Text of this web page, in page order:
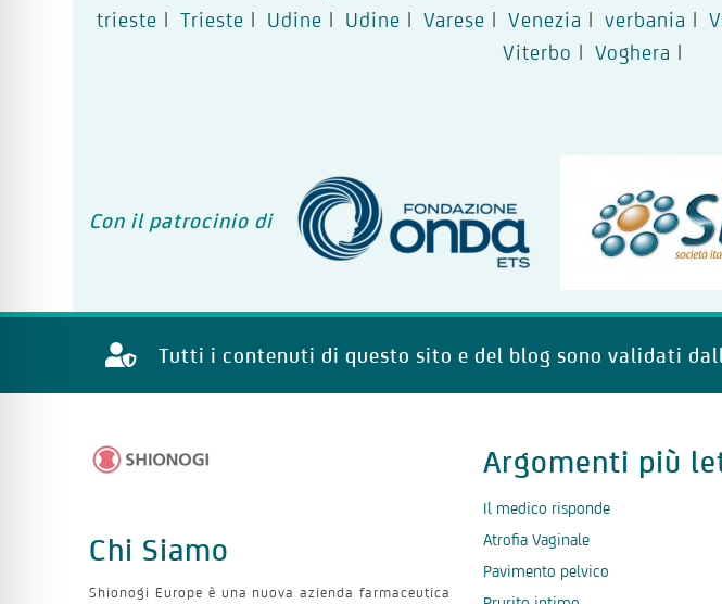
trieste | Trieste | Udine | Udine | Varese | Venezia | verbania |
Viterbo | Voghera |
Con il patrocinio di
Tutti i contenuti di questo sito e del blog sono validati
Chi Siamo
Shionogi Europe è una nuova azienda farmaceutica
Argomenti più
Il medico risponde
Atrofia Vaginale
Pavimento pelvico